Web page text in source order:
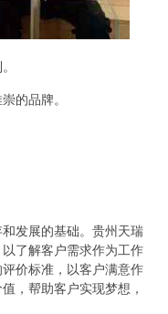
的品牌。
发展的基础。贵州天瑞
了解客户需求作为工作
价标准，以客户满意作
，帮助客户实现梦想，